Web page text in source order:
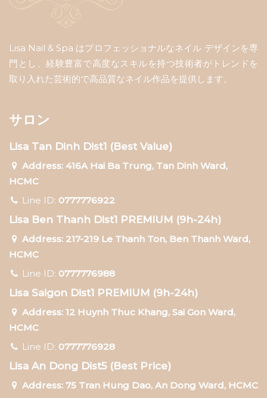
Lisa Nail & Spa はプロフェッショナルなネイル デザインを専
門とし、経験豊富で高度なスキルを持つ技術者がトレンドを
取り入れた芸術的で高品質なネイル作品を提供します。
サロン
Lisa Tan Dinh Dist1 (Best Value)
Address: 416A Hai Ba Trung, Tan Dinh Ward,
HCMC
Line ID: 0777776922
Lisa Ben Thanh Dist1 PREMIUM (9h-24h)
Address: 217-219 Le Thanh Ton, Ben Thanh Ward,
HCMC
Line ID: 0777776988
Lisa Saigon Dist1 PREMIUM (9h-24h)
Address: 12 Huynh Thuc Khang, Sai Gon Ward,
HCMC
Line ID: 0777776928
Lisa An Dong Dist5 (Best Price)
Address: 75 Tran Hung Dao, An Dong Ward, HCMC